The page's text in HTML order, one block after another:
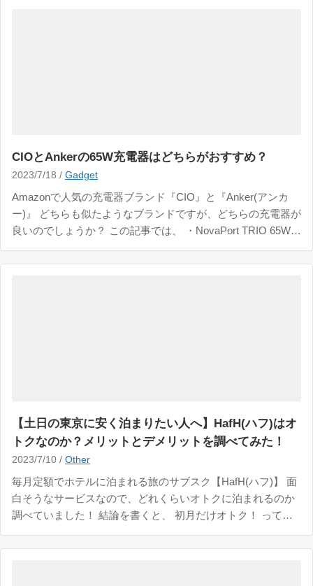
CIOとAnkerの65W充電器はどちらがおすすめ？
2023/7/18 / Gadget
Amazonで人気の充電器ブランド『CIO』と『Anker(アンカ
ー)』 どちらも似たようなブランドですが、どちらの充電器が
良いのでしょうか？ この記事では、 ・NovaPort TRIO 65W
ご紹介します。 先に結論だけ書いておくと、C
【土日の東京に安く泊まりたい人へ】HafH(ハフ)はオ
トクなのか？メリットとデメリットを調べてみた！
2023/7/10 / Other
毎月定額でホテルに泊まれる旅のサブスク【HafH(ハフ)】 面
白そうなサービスなので、どれくらいオトクに泊まれるのか
調べていました！ 結論を書くと、 初月だけオトク！ ってカ
ンジです。 ハフの月額は9,800円ですが、初月のみ10％OFF
の8,820円 ひと 月300コイン(1コイン33円｜9,900円)が付与さ